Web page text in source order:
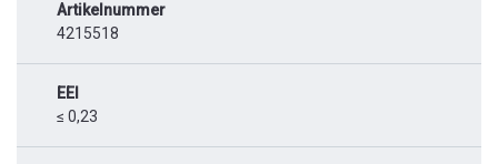
Artikelnummer
4215518
EEI
≤ 0,23